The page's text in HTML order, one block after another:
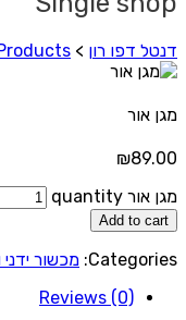
דנטל דפו רון >
מגן אור
₪89.00
מגן אור quantity
Add to cart
Categories: מכשור ידני
Reviews (0)